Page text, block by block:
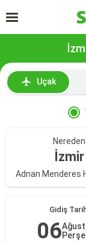
Uçak
Nereden
İzmir
Gidiş
06